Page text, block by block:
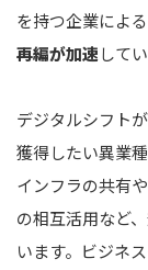
を持つ企業によ
再編が加速して
デジタルシフト
獲得したい異業
インフラの共有
の相互活用など
います。ビジネ